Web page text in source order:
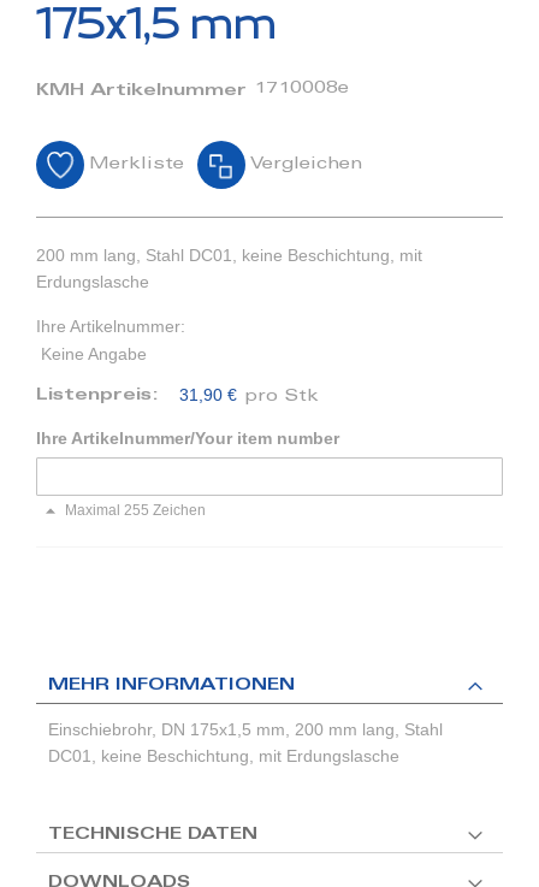
springen
175x1,5 mm
KMH Artikelnummer 1710008e
Merkliste Vergleichen
200 mm lang, Stahl DC01, keine Beschichtung, mit
Erdungslasche
Ihre Artikelnummer:
Keine Angabe
Listenpreis: 31,90 € pro Stk
Ihre Artikelnummer/Your item number
Maximal 255 Zeichen
MEHR INFORMATIONEN
Einschiebrohr, DN 175x1,5 mm, 200 mm lang, Stahl
DC01, keine Beschichtung, mit Erdungslasche
TECHNISCHE DATEN